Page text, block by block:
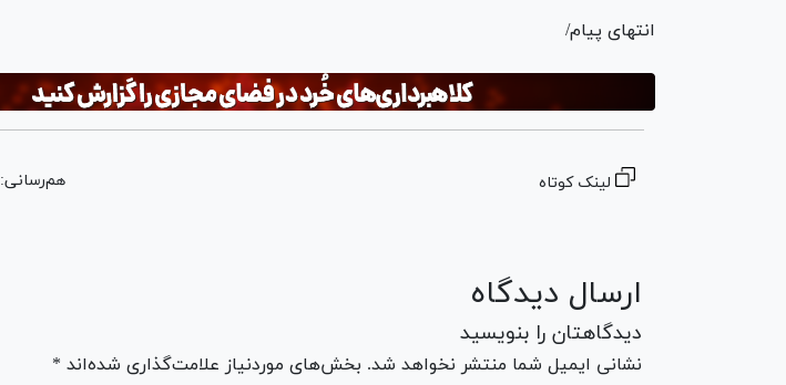
انتهای پیام/
لینک کوتاه هم‌رسانی:
ارسال دیدگاه
دیدگاهتان را بنویسید
نشانی ایمیل شما منتشر نخواهد شد. بخش‌های موردنیاز علامت‌گذاری شده‌اند *